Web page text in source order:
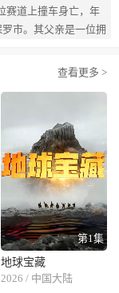
赛道上撞车身亡，年
市。其父亲是一位拥
天生就对汽车有一种
迷。他在作文中写
年，年满13岁的
，从此节节胜利，17
车的巴西全国冠军和
一流车手挑战。
加方程式汽车比赛。
的冠军，在赛车界崭
比赛，结果荣膺全英
得了44站的胜利，轰
岁的塞纳开始一级方
车手，就是在乌云翻
查看更多 >
第1集
地球宝藏
2026 / 中国大陆